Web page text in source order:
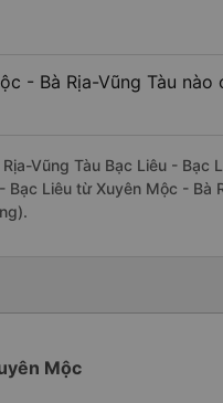
- Bà Rịa-Vũng Tàu nào
Vũng Tàu Bạc Liêu - Bạc
Liêu từ Xuyên Mộc - Bà
Mộc